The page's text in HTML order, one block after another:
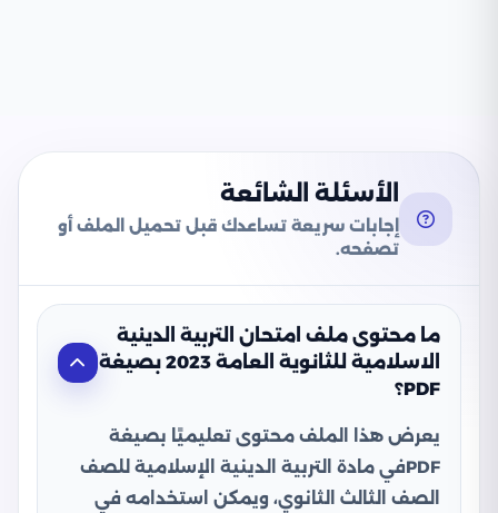
الأسئلة الشائعة
إجابات سريعة تساعدك قبل تحميل الملف أو
تصفحه.
ما محتوى ملف امتحان التربية الدينية
الاسلامية للثانوية العامة 2023 بصيغة
PDF؟
يعرض هذا الملف محتوى تعليميًا بصيغة
PDFفي مادة التربية الدينية الإسلامية للصف
الصف الثالث الثانوي، ويمكن استخدامه في